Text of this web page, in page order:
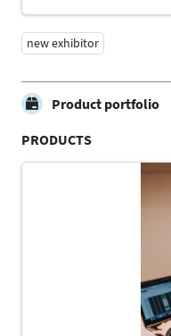
new exhibitor
Product portfolio
PRODUCTS